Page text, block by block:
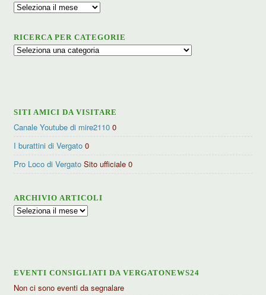
Archivio
RICERCA PER CATEGORIE
Ricerca
SITI AMICI DA VISITARE
Canale Youtube di mire2110 0
I burattini di Vergato 0
Pro Loco di Vergato Sito ufficiale 0
ARCHIVIO ARTICOLI
Archivio
EVENTI CONSIGLIATI DA VERGATONEWS24
Non ci sono eventi da segnalare